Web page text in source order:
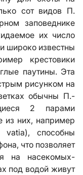
сот видов П.
заповеднике
их число
широко известны
крестовики
паутины. Эта
рисунком на
обычны П.-
2 парами
из них, например
vatia), способны
что позволяет
на насекомых-
под водой живут